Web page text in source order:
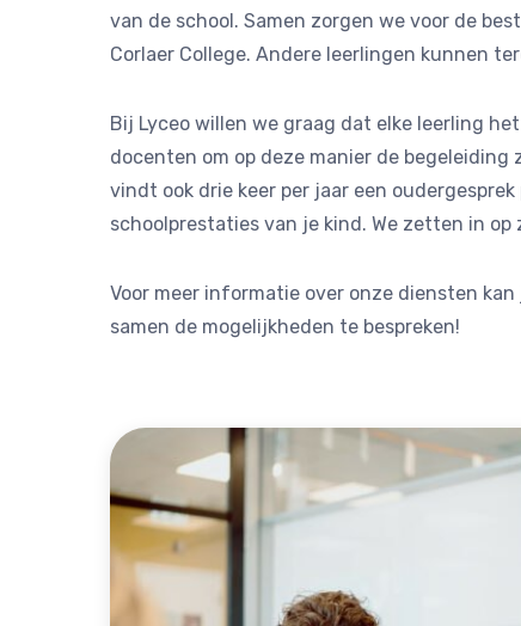
van de school. Samen zorgen we voor de
Corlaer College. Andere leerlingen kunnen
Bij Lyceo willen we graag dat elke leerling
docenten om op deze manier de
vindt ook drie keer per jaar een
schoolprestaties van je kind. We zetten in
Voor meer informatie over onze diensten
samen de mogelijkheden te bespreken!